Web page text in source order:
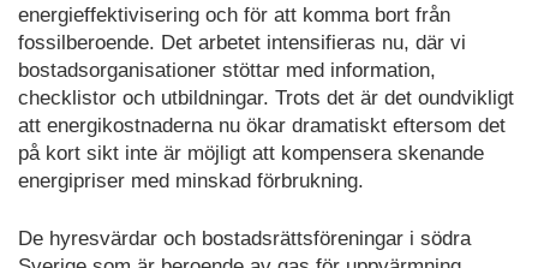
energieffektivisering och för att komma bort från
fossilberoende. Det arbetet intensifieras nu, där vi
bostadsorganisationer stöttar med information,
checklistor och utbildningar. Trots det är det oundvikligt
att energikostnaderna nu ökar dramatiskt eftersom det
på kort sikt inte är möjligt att kompensera skenande
energipriser med minskad förbrukning.
De hyresvärdar och bostadsrättsföreningar i södra